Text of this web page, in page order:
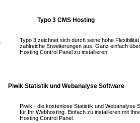
Typo 3 CMS Hosting
Typo 3 zeichnet sich durch seine hohe Flexibilität
zahlreiche Erweiterungen aus. Ganz einfach
Hosting Control Panel zu installieren.
Piwik Statistik und Webanalyse Software
Piwik - die kostenlose Statistik und Webanalyse
für Ihr Webhosting. Einfach zu installieren mit
Hosting Control Panel.